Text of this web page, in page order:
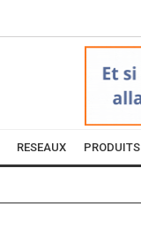
RESEAUX PRODUITS